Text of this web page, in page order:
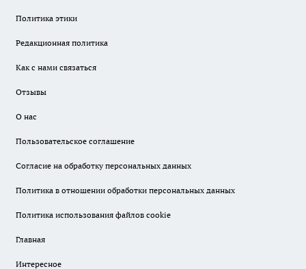
Политика этики
Редакционная политика
Как с нами связаться
Отзывы
О нас
Пользовательское соглашение
Согласие на обработку персональных данных
Политика в отношении обработки персональных данных
Политика использования файлов cookie
Главная
Интересное